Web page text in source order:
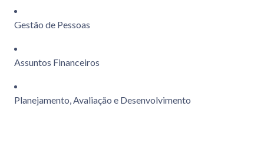
Gestão de Pessoas
Assuntos Financeiros
Planejamento, Avaliação e Desenvolvimento